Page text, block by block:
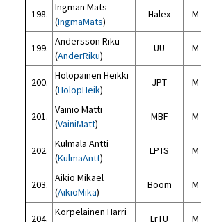
198.
Ingman Mats
(IngmaMats)
Halex M
199.
Andersson Riku
(AnderRiku)
UU M
200.
Holopainen Heikki
(HolopHeik)
JPT M
201.
Vainio Matti
(VainiMatt)
MBF M
202.
Kulmala Antti
(KulmaAntt)
LPTS M
203.
Aikio Mikael
(AikioMika)
Boom M
204.
Korpelainen Harri
LrTU M